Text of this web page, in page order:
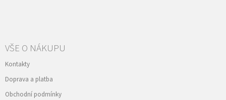
VŠE O NÁKUPU
Kontakty
Doprava a platba
Obchodní podmínky